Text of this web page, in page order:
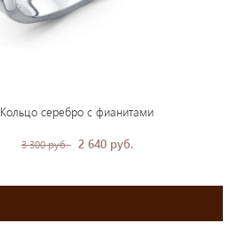
Кольцо серебро с фианитами
3 300 руб. 2 640 руб.